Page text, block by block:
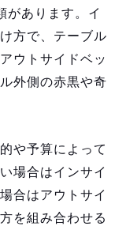
があります。イ
方で、テーブル
ウトサイドベッ
外側の赤黒や奇
や予算によって
場合はインサイ
合はアウトサイ
を組み合わせる